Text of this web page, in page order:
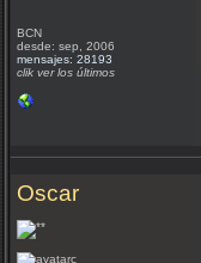
BCN
desde: sep, 2006
mensajes: 28193
clik ver los últimos
Oscar